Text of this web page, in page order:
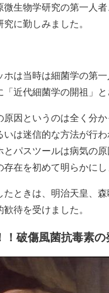
微生物学研究の第一人者
に勤しみました。
ホは当時は細菌学の第
近代細菌学の開祖」と
原因というのは全く分
は迷信的な方法が行わ
とパスツールは病気の原
存在を初めて明らかにし
たときは、明治天皇、
待を受けました。
破傷風菌抗毒素の